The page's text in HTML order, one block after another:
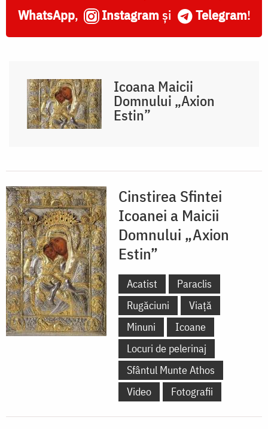
WhatsApp, Instagram și Telegram!
Icoana Maicii
Domnului „Axion
Estin”
Cinstirea Sfintei
Icoanei a Maicii
Domnului „Axion
Estin”
Acatist
Paraclis
Rugăciuni
Viață
Minuni
Icoane
Locuri de pelerinaj
Sfântul Munte Athos
Video
Fotografii